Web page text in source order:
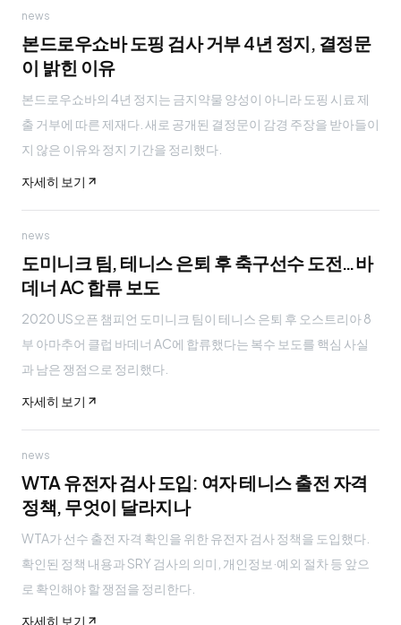
news
본드로우쇼바 도핑 검사 거부 4년 정지, 결정문
이 밝힌 이유
본드로우쇼바의 4년 정지는 금지약물 양성이 아니라 도핑 시료 제
출 거부에 따른 제재다. 새로 공개된 결정문이 감경 주장을 받아들이
지 않은 이유와 정지 기간을 정리했다.
자세히 보기
news
도미니크 팀, 테니스 은퇴 후 축구선수 도전…바
데너 AC 합류 보도
2020 US오픈 챔피언 도미니크 팀이 테니스 은퇴 후 오스트리아 8
부 아마추어 클럽 바데너 AC에 합류했다는 복수 보도를 핵심 사실
과 남은 쟁점으로 정리했다.
자세히 보기
news
WTA 유전자 검사 도입: 여자 테니스 출전 자격
정책, 무엇이 달라지나
WTA가 선수 출전 자격 확인을 위한 유전자 검사 정책을 도입했다.
확인된 정책 내용과 SRY 검사의 의미, 개인정보·예외 절차 등 앞으
로 확인해야 할 쟁점을 정리한다.
자세히 보기